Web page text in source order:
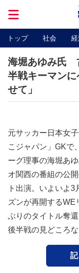
トップ 社会
海堀あゆみ氏
半戦キーマン
せて」
元サッカー日本女
こジャパン」GKで
ーグ理事の海堀あ
オ関西の番組の公
ト出演。いよいよ3
ズンが再開するWE
ぶりのタイトル奪
後半戦の見どころな